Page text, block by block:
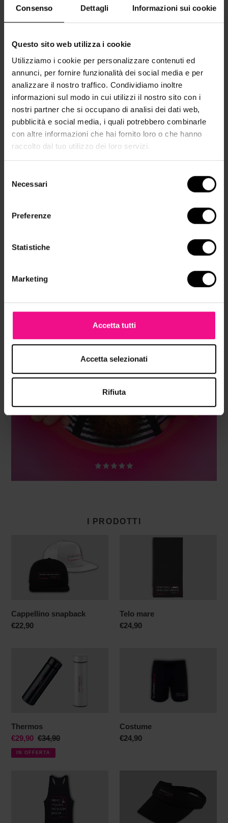
Consenso Dettagli Informazioni sui cookie
Questo sito web utilizza i cookie
Utilizziamo i cookie per personalizzare contenuti ed
annunci, per fornire funzionalità dei social media e per
analizzare il nostro traffico. Condividiamo inoltre
informazioni sul modo in cui utilizzi il nostro sito con i
nostri partner che si occupano di analisi dei dati web,
pubblicità e social media, i quali potrebbero combinarle
con altre informazioni che hai fornito loro o che hanno
raccolto dal tuo utilizzo dei loro servizi.
delNecessari
Preferenze
Statistiche
Marketing
Accetta tutti
Accetta selezionati
Rifiuta
PRIMAVERA
ESTATE
I PRODOTTI
Cappellino snapback
Prezzo
€22,90
Telo mare
Prezzo
€24,90
Thermos
Prezzo
scontato
€29,90 Prezzo
di
listino
€34,90
IN OFFERTA
Costume
Prezzo
€24,90